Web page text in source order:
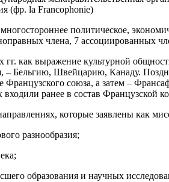
(фр. la Francophonie)
политическое,
члена, 7 ассоциированных
как выражение культурной
Бельгию, Швейцарию, Канаду.
Французского союза, а затем –
ранее в состав Французской
которые заявлены как
разнообразия;
образования и научных